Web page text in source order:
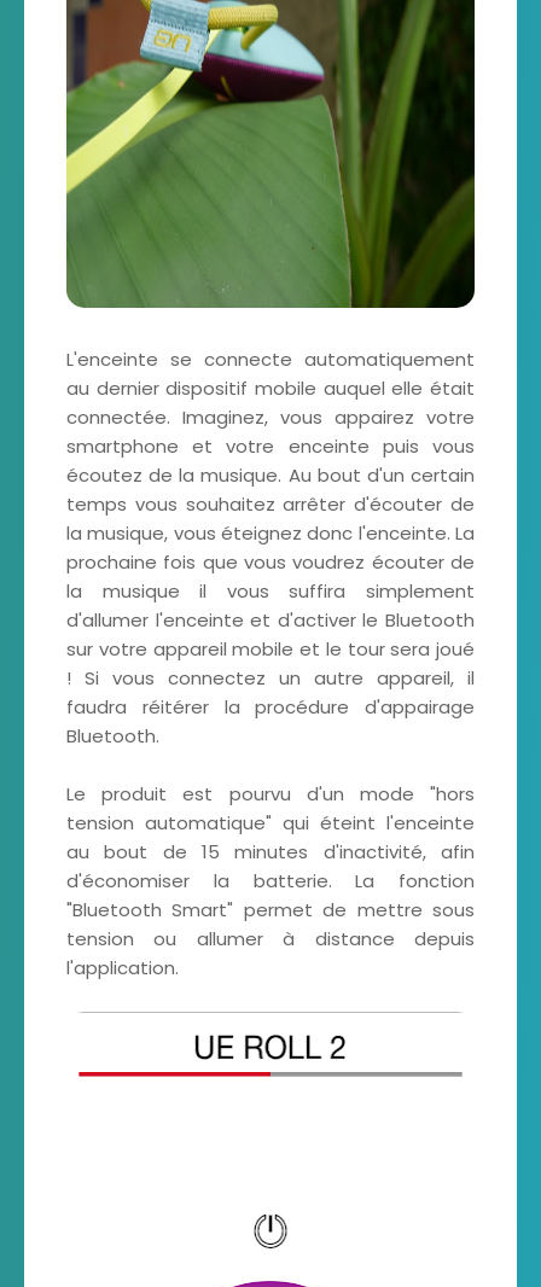
L'enceinte se connecte automatiquement
au dernier dispositif mobile auquel elle était
connectée. Imaginez, vous appairez votre
smartphone et votre enceinte puis vous
écoutez de la musique. Au bout d'un certain
temps vous souhaitez arrêter d'écouter de
la musique, vous éteignez donc l'enceinte. La
prochaine fois que vous voudrez écouter de
la musique il vous suffira simplement
d'allumer l'enceinte et d'activer le Bluetooth
sur votre appareil mobile et le tour sera joué
! Si vous connectez un autre appareil, il
faudra réitérer la procédure d'appairage
Bluetooth.
Le produit est pourvu d'un mode "hors
tension automatique" qui éteint l'enceinte
au bout de 15 minutes d'inactivité, afin
d'économiser la batterie. La fonction
"Bluetooth Smart" permet de mettre sous
tension ou allumer à distance depuis
l'application.